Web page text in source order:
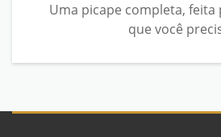
Uma picape completa,
que você